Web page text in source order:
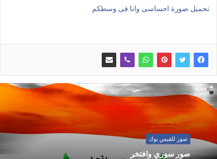
تحميل صورة احساسى وانا فى وسطكم
صور للفيس بوك
صور سوري وافتخر